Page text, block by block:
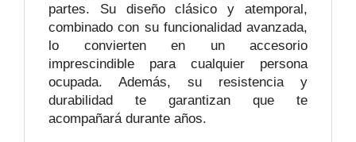
partes. Su diseño clásico y atemporal,
combinado con su funcionalidad avanzada,
lo convierten en un accesorio
imprescindible para cualquier persona
ocupada. Además, su resistencia y
durabilidad te garantizan que te
acompañará durante años.